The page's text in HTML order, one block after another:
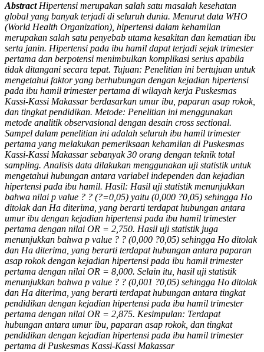
AbstractHipertensi merupakan salah satu masalah kesehatan
global yang banyak terjadi di seluruh dunia. Menurut data WHO
(World Health Organization), hipertensi dalam kehamilan
merupakan salah satu penyebab utama kesakitan dan kematian ibu
serta janin. Hipertensi pada ibu hamil dapat terjadi sejak trimester
pertama dan berpotensi menimbulkan komplikasi serius apabila
tidak ditangani secara tepat. Tujuan: Penelitian ini bertujuan untuk
mengetahui faktor yang berhubungan dengan kejadian hipertensi
pada ibu hamil trimester pertama di wilayah kerja Puskesmas
Kassi-Kassi Makassar berdasarkan umur ibu, paparan asap rokok,
dan tingkat pendidikan. Metode: Penelitian ini menggunakan
metode analitik observasional dengan desain cross sectional.
Sampel dalam penelitian ini adalah seluruh ibu hamil trimester
pertama yang melakukan pemeriksaan kehamilan di Puskesmas
Kassi-Kassi Makassar sebanyak 30 orang dengan teknik total
sampling. Analisis data dilakukan menggunakan uji statistik untuk
mengetahui hubungan antara variabel independen dan kejadian
hipertensi pada ibu hamil. Hasil: Hasil uji statistik menunjukkan
bahwa nilai p value ? ? (?=0,05) yaitu (0,000 ?0,05) sehingga Ho
ditolak dan Ha diterima, yang berarti terdapat hubungan antara
umur ibu dengan kejadian hipertensi pada ibu hamil trimester
pertama dengan nilai OR = 2,750. Hasil uji statistik juga
menunjukkan bahwa p value ? ? (0,000 ?0,05) sehingga Ho ditolak
dan Ha diterima, yang berarti terdapat hubungan antara paparan
asap rokok dengan kejadian hipertensi pada ibu hamil trimester
pertama dengan nilai OR = 8,000. Selain itu, hasil uji statistik
menunjukkan bahwa p value ? ? (0,001 ?0,05) sehingga Ho ditolak
dan Ha diterima, yang berarti terdapat hubungan antara tingkat
pendidikan dengan kejadian hipertensi pada ibu hamil trimester
pertama dengan nilai OR = 2,875. Kesimpulan: Terdapat
hubungan antara umur ibu, paparan asap rokok, dan tingkat
pendidikan dengan kejadian hipertensi pada ibu hamil trimester
pertama di Puskesmas Kassi-Kassi Makassar